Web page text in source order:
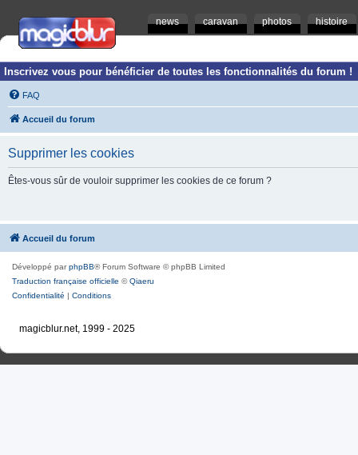
news caravan photos histoire
Inscrivez vous pour bénéficier de toutes les fonctionnalités du forum !
FAQ
Accueil du forum
Supprimer les cookies
Êtes-vous sûr de vouloir supprimer les cookies de ce forum ?
Accueil du forum
Développé parphpBB® Forum Software © phpBB Limited
Traduction française officielle ©Qiaeru
Confidentialité | Conditions
magicblur.net, 1999 - 2025